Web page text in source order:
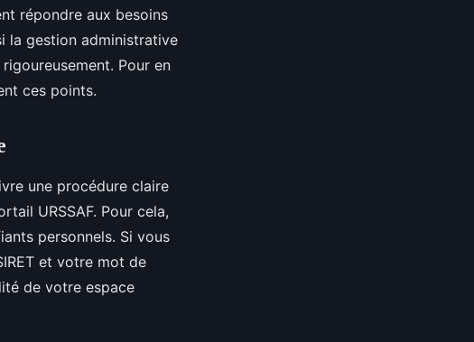
répondre aux besoins
la gestion administrative
Pour en
ces points.
une procédure claire
URSSAF. Pour cela,
personnels. Si vous
et votre mot de
de votre espace